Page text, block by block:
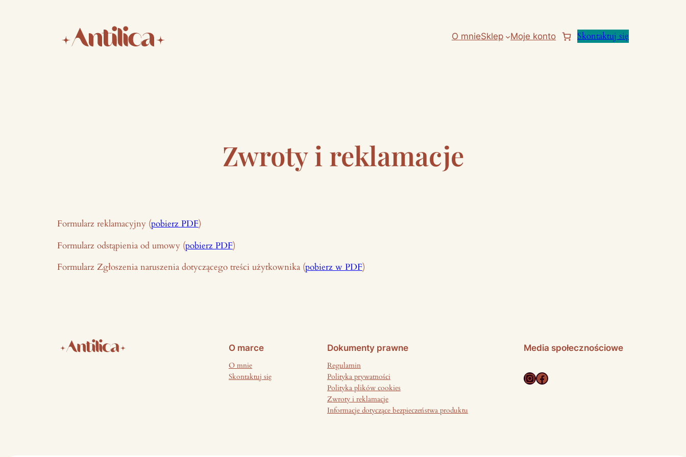
O mnieSklep Moje konto Skontaktuj się
Zwroty i reklamacje
Formularz reklamacyjny (pobierz PDF)
Formularz odstąpienia od umowy (pobierz PDF)
Formularz Zgłoszenia naruszenia dotyczącego treści użytkownika (pobierz w PDF)
O marce
O mnie
Skontaktuj się
Dokumenty prawne
Regulamin
Polityka prywatności
Polityka plików cookies
Zwroty i reklamacje
Informacje dotyczące bezpieczeństwa produktu
Media społecznościowe
InstagramFacebook